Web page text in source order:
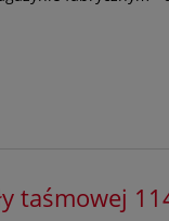
taśmowej